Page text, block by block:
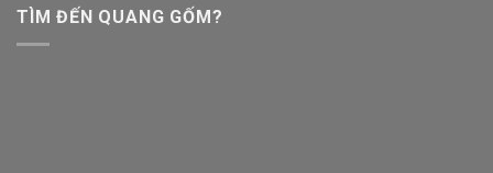
TÌM ĐẾN QUANG GỐM?